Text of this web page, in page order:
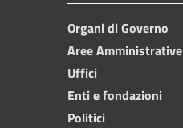
Organi di Governo
Aree Amministrative
Uffici
Enti e fondazioni
Politici